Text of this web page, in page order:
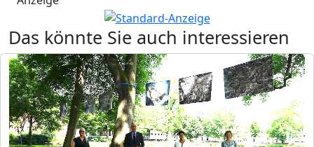
Das könnte Sie auch interessieren